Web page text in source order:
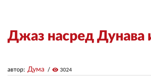
Джаз насред Дунава
автор: Дума visibility 3024